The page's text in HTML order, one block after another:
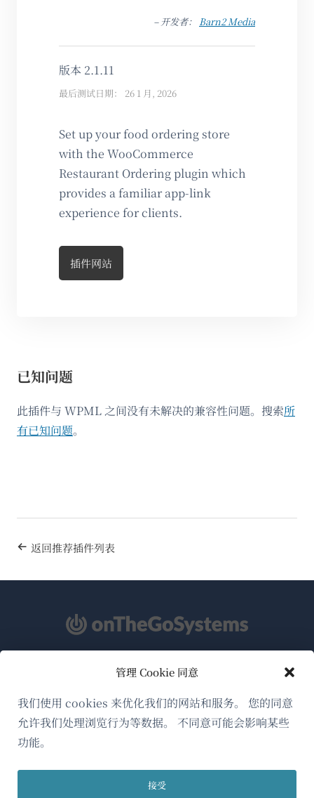
管理 Cookie 同意
我们使用 cookies 来优化我们的网站和服务。 您的同意
允许我们处理浏览行为等数据。 不同意可能会影响某些
功能。
接受
– 开发者： Barn2 Media
版本 2.1.11
最后测试日期： 26 1 月, 2026
Set up your food ordering store
with the WooCommerce
Restaurant Ordering plugin which
provides a familiar app-link
experience for clients.
插件网站
已知问题
此插件与 WPML 之间没有未解决的兼容性问题。搜索所
有已知问题。
返回推荐插件列表
关于WPML
GDPR与隐私政策
加入我们的团队（在
新
新
窗
新